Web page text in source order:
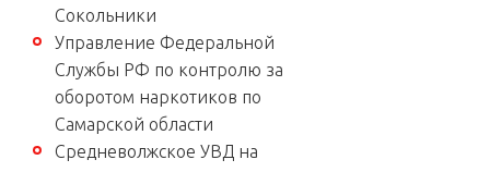
Сокольники
Управление Федеральной
Службы РФ по контролю за
оборотом наркотиков по
Самарской области
Средневолжское УВД на